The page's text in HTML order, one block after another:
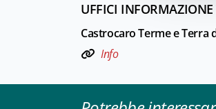
UFFICI INFORMAZIONE
Castrocaro Terme e Terra
Info